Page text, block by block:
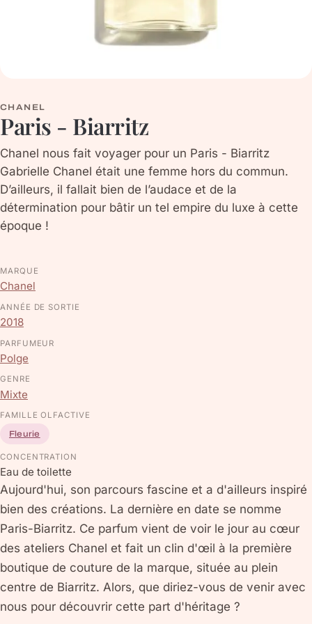
CHANEL
Paris - Biarritz
Chanel nous fait voyager pour un Paris - Biarritz
Gabrielle Chanel était une femme hors du commun.
D’ailleurs, il fallait bien de l’audace et de la
détermination pour bâtir un tel empire du luxe à cette
époque !
MARQUE
Chanel
ANNÉE DE SORTIE
2018
PARFUMEUR
Polge
GENRE
Mixte
FAMILLE OLFACTIVE
Fleurie
CONCENTRATION
Eau de toilette
Aujourd'hui, son parcours fascine et a d'ailleurs inspiré
bien des créations. La dernière en date se nomme
Paris-Biarritz. Ce parfum vient de voir le jour au cœur
des ateliers Chanel et fait un clin d'œil à la première
boutique de couture de la marque, située au plein
centre de Biarritz. Alors, que diriez-vous de venir avec
nous pour découvrir cette part d'héritage ?